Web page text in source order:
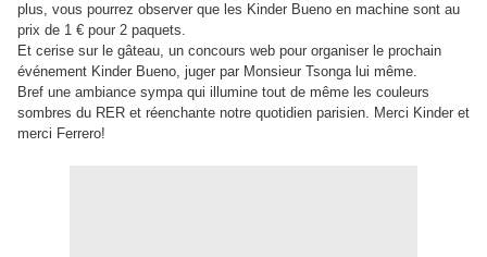
plus, vous pourrez observer que les Kinder Bueno en machine sont au
prix de 1 € pour 2 paquets.
Et cerise sur le gâteau, un concours web pour organiser le prochain
événement Kinder Bueno, juger par Monsieur Tsonga lui même.
Bref une ambiance sympa qui illumine tout de même les couleurs
sombres du RER et réenchante notre quotidien parisien. Merci Kinder et
merci Ferrero!